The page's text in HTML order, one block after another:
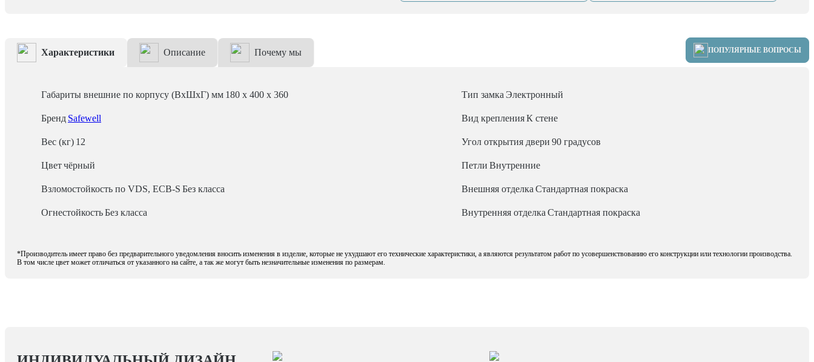
Характеристики Описание Почему мы ПОПУЛЯРНЫЕ ВОПРОСЫ
Габариты внешние по корпусу (ВхШхГ) мм 180 x 400 x 360
Бренд Safewell
Вес (кг) 12
Цветчёрный
Взломостойкость по VDS, ECB-S Без класса
ОгнестойкостьБез класса
Тип замка Электронный
Вид крепленияК стене
Угол открытия двери 90 градусов
Петли Внутренние
Внешняя отделка Стандартная покраска
Внутренняя отделка Стандартная покраска
*Производитель имеет право без предварительного уведомления вносить изменения в изделие, которые не ухудшают его технические характеристики, а являются результатом работ по усовершенствованию его конструкции или технологии производства.
В том числе цвет может отличаться от указанного на сайте, а так же могут быть незначительные изменения по размерам.